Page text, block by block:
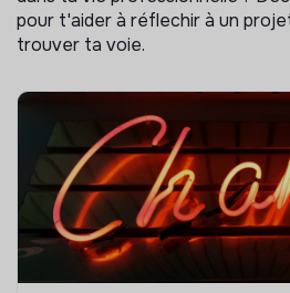
pour t'aider à réflechir à un
trouver ta voie.